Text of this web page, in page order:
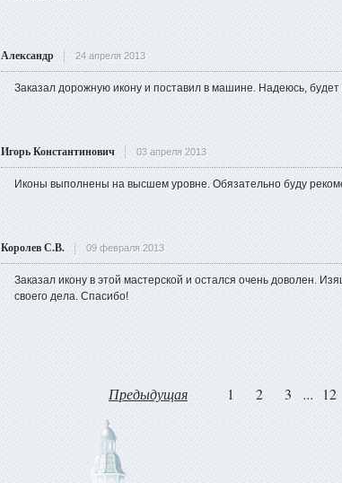
Александр 24 апреля 2013
Заказал дорожную икону и поставил в машине. Надеюсь,
Игорь Константинович 03 апреля 2013
Иконы выполнены на высшем уровне. Обязательно буду
Королев С.В. 09 февраля 2013
Заказал икону в этой мастерской и остался очень доволен.
своего дела. Спасибо!
Предыдущая 1 2 3 ... 12